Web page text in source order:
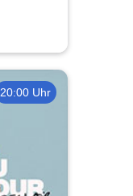
20:00 Uhr